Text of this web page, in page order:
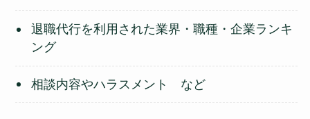
退職代行を利用された業界・職種・企業ランキ
ング
相談内容やハラスメント など